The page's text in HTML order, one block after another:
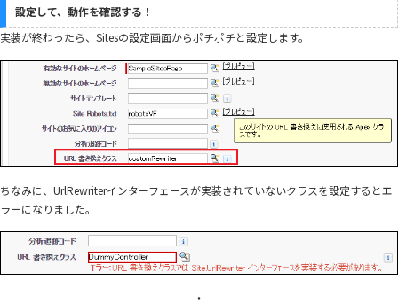
        List<PageReference> myFriendlyUrls = new List<PageReference>();
        for (PageReference mySalesforceUrl : mySalesforceUrls) {
            String url = mySalesforceUrl.getUrl();
            // '/staff/'で始まっていれば、スタッフ名をListに格納する。
            if(url.startsWith(CATEGORY_STAFF)){
                String name = url.substring(CATEGORY_STAFF.length(),url.length());
                staffNames.add(name);
            }
        // スタッフオブジェクトからスタッフ名でレコードを検索。
        Integer counter = 0;
        for(PageReference mySalesforceUrl : mySalesforceUrls) {
設定して、動作を確認する！
実装が終わったら、Sitesの設定画面からポチポチと設定します。
ちなみに、UrlRewriterインターフェースが実装されていないクラスを設定するとエ
ラーになりました。
・